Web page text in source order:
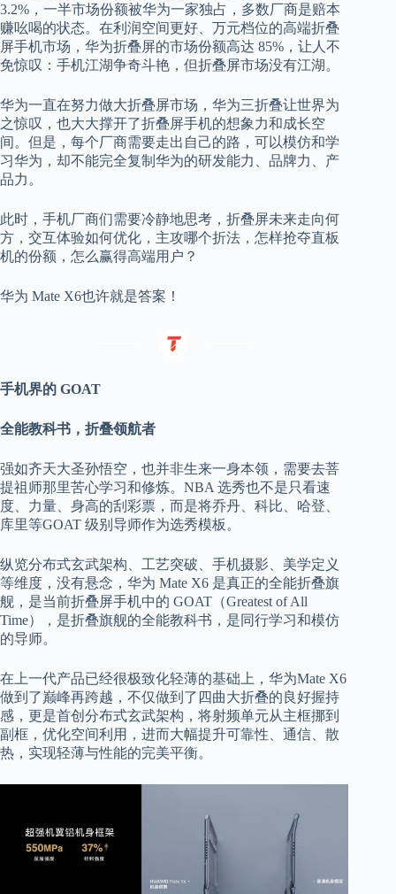
3.2%，一半市场份额被华为一家独占，多数厂商是赔本
赚吆喝的状态。在利润空间更好、万元档位的高端折叠
屏手机市场，华为折叠屏的市场份额高达 85%，让人不
免惊叹：手机江湖争奇斗艳，但折叠屏市场没有江湖。
华为一直在努力做大折叠屏市场，华为三折叠让世界为
之惊叹，也大大撑开了折叠屏手机的想象力和成长空
间。但是，每个厂商需要走出自己的路，可以模仿和学
习华为，却不能完全复制华为的研发能力、品牌力、产
品力。
此时，手机厂商们需要冷静地思考，折叠屏未来走向何
方，交互体验如何优化，主攻哪个折法，怎样抢夺直板
机的份额，怎么赢得高端用户？
华为 Mate X6也许就是答案！
手机界的 GOAT
全能教科书，折叠领航者
强如齐天大圣孙悟空，也并非生来一身本领，需要去菩
提祖师那里苦心学习和修炼。NBA 选秀也不是只看速
度、力量、身高的刮彩票，而是将乔丹、科比、哈登、
库里等GOAT 级别导师作为选秀模板。
纵览分布式玄武架构、工艺突破、手机摄影、美学定义
等维度，没有悬念，华为 Mate X6 是真正的全能折叠旗
舰，是当前折叠屏手机中的 GOAT（Greatest of All
Time），是折叠旗舰的全能教科书，是同行学习和模仿
的导师。
在上一代产品已经很极致化轻薄的基础上，华为Mate X6
做到了巅峰再跨越，不仅做到了四曲大折叠的良好握持
感，更是首创分布式玄武架构，将射频单元从主框挪到
副框，优化空间利用，进而大幅提升可靠性、通信、散
热，实现轻薄与性能的完美平衡。